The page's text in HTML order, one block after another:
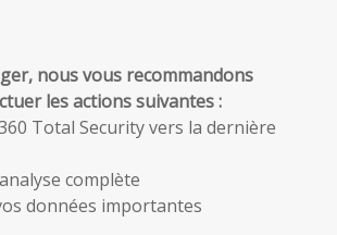
nous vous recommandons
les actions suivantes :
Total Security vers la dernière
complète
données importantes